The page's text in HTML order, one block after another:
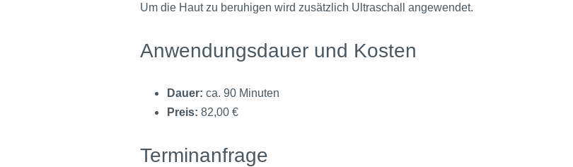
Um die Haut zu beruhigen wird zusätzlich Ultraschall angewendet.
Anwendungsdauer und Kosten
Dauer:ca. 90 Minuten
Preis:82,00 €
Terminanfrage